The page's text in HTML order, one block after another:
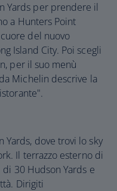
Yards per prendere il
a Hunters Point
del nuovo
Island City. Poi scegli
per il suo menù
Michelin descrive la
Yards, dove trovi lo sky
Il terrazzo esterno di
30 Hudson Yards e
Dirigiti